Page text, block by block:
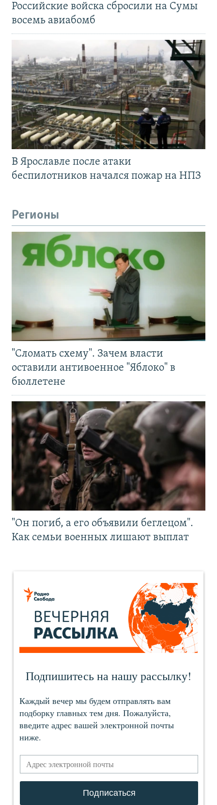
Российские войска сбросили на Сумы
восемь авиабомб
В Ярославле после атаки
беспилотников начался пожар на НПЗ
Регионы
"Сломать схему". Зачем власти
оставили антивоенное "Яблоко" в
бюллетене
"Он погиб, а его объявили беглецом".
Как семьи военных лишают выплат